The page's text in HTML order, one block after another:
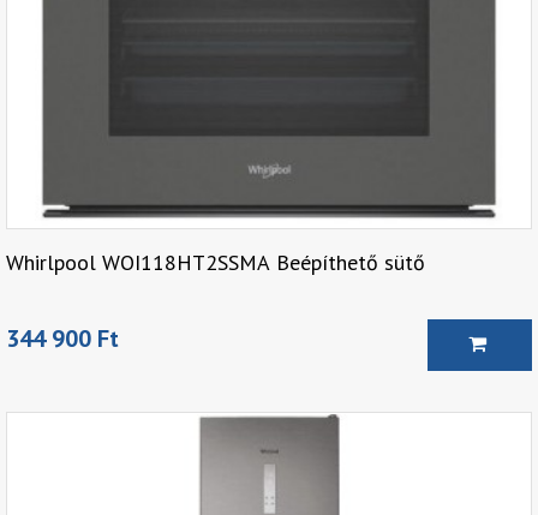
Whirlpool WOI118HT2SSMA Beépíthető sütő
344 900 Ft